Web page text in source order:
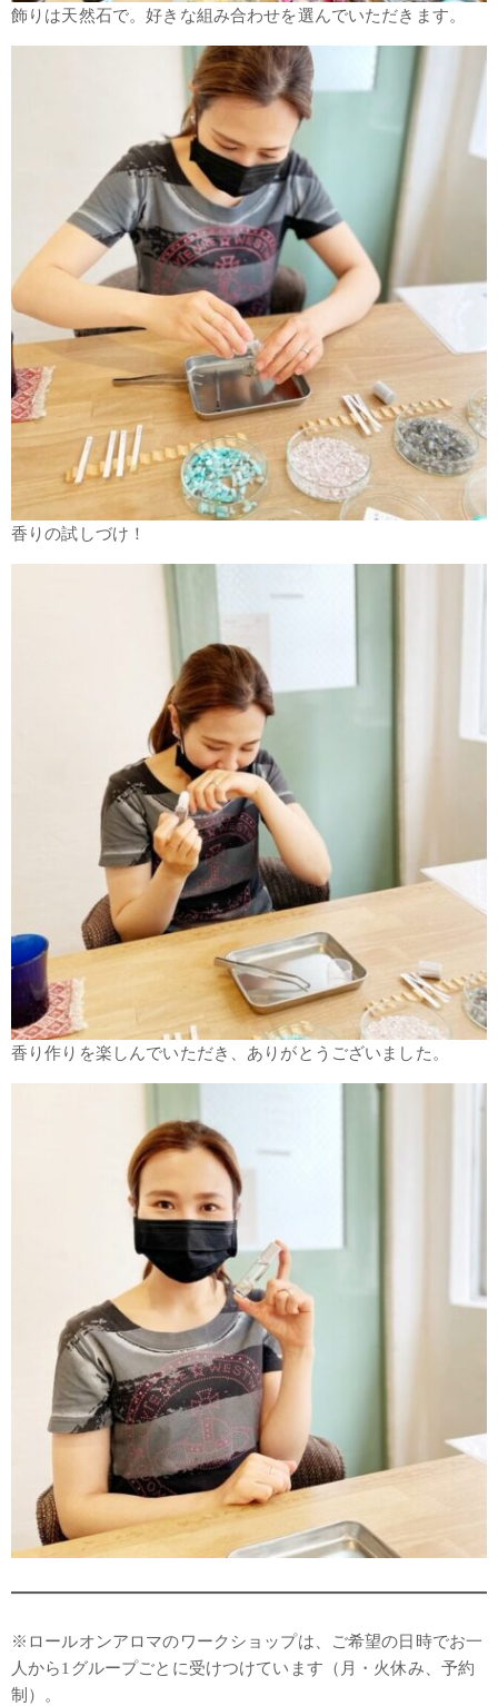
飾りは天然石で。好きな組み合わせを選んでいただきます。
香りの試しづけ！
香り作りを楽しんでいただき、ありがとうございました。
※ロールオンアロマのワークショップは、ご希望の日時でお一
人から1グループごとに受けつけています（月・火休み、予約
制）。